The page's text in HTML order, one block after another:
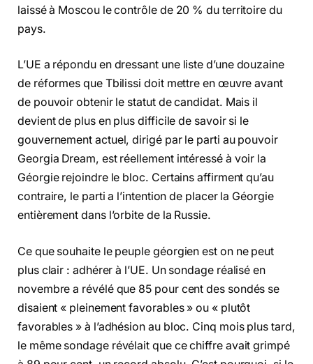
laissé à Moscou le contrôle de 20 % du territoire du
pays.
L’UE a répondu en dressant une liste d’une douzaine
de réformes que Tbilissi doit mettre en œuvre avant
de pouvoir obtenir le statut de candidat. Mais il
devient de plus en plus difficile de savoir si le
gouvernement actuel, dirigé par le parti au pouvoir
Georgia Dream, est réellement intéressé à voir la
Géorgie rejoindre le bloc. Certains affirment qu’au
contraire, le parti a l’intention de placer la Géorgie
entièrement dans l’orbite de la Russie.
Ce que souhaite le peuple géorgien est on ne peut
plus clair : adhérer à l’UE. Un sondage réalisé en
novembre a révélé que 85 pour cent des sondés se
disaient « pleinement favorables » ou « plutôt
favorables » à l’adhésion au bloc. Cinq mois plus tard,
le même sondage révélait que ce chiffre avait grimpé